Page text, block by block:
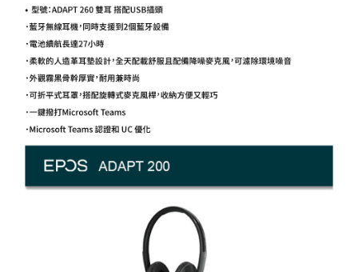
４．使用「AFTEE先享後付」時，將依據個別帳號之用戶狀況，依本公司即
時審查核予不同之上限額度；若仍有額度不足之情形，本公司將視審查結果
請求用戶進行身份認證。
５．嚴禁一人註冊多個帳號或使用他人資訊註冊。若發現惡意使用之情形，
恩沛科技股份有限公司將有權停止該用戶之使用額度並採取法律行動。